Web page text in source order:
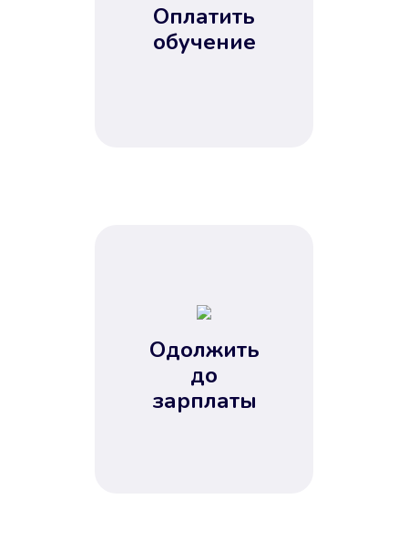
Оплатить
обучение
Одолжить
до
зарплаты